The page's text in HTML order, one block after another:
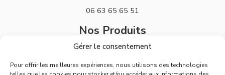
Gérer le consentement
Pour offrir les meilleures expériences, nous utilisons des technologies
06 63 65 65 51
Nos Produits
Stickers
Horloges